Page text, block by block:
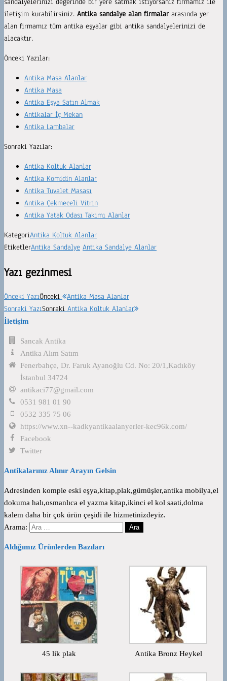
iletişim kurabilirsiniz. Antika sandalye alan firmalar arasında yer
alan firmamız tüm antika eşyalar gibi antika sandalyelerinizi de
alacaktır.
Önceki Yazılar:
Antika Masa Alanlar
Antika Masa
Antika Eşya Satın Almak
Antikalar İç Mekan
Antika Lambalar
Sonraki Yazılar:
Antika Koltuk Alanlar
Antika Komidin Alanlar
Antika Tuvalet Masası
Antika Çekmeceli Vitrin
Antika Yatak Odası Takımı Alanlar
KategoriAntika Koltuk Alanlar
EtiketlerAntika Sandalye Antika Sandalye Alanlar
Yazı gezinmesi
Önceki YazıÖnceki
Antika Masa Alanlar
Sonraki YazıSonraki Antika Koltuk Alanlar
İletişim
Sancak Antika
Antika Alım Satım
Fenerbahçe, Dr. Faruk Ayanoğlu Cd. No: 20/1,Kadıköy
İstanbul 34724
antikaci77@gmail.com
0531 981 01 90
0532 335 75 06
https://www.xn--kadkyantikaalanyerler-kec96k.com/
Facebook
Twitter
Antikalarınız Alınır Arayın Gelsin
Adresinden komple eski eşya,kitap,plak,gümüşler,antika mobilya,el
dokuma halı,osmanlıca el yazma kitap,ikinci el kol saati,dolma
kalem daha bir çok ürün çeşidi ile hizmetinizdeyiz.
Arama:
Aldığımız Ürünlerden Bazıları
45 lik plak Antika Bronz Heykel